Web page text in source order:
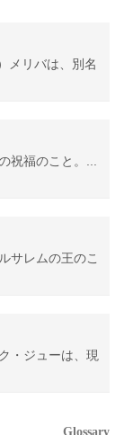
メリバは、別名
祝福のこと。...
サレムの王のこ
・ジューは、現
Glossary